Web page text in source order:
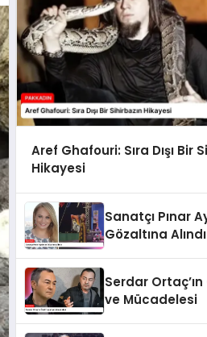
Aref Ghafouri: Sıra Dışı Bir
Hikayesi
Sanatçı Pınar
Gözaltına Alındı
Serdar
ve Mücadelesi